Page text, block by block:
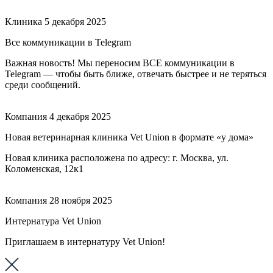
Клиника 5 декабря 2025
Все коммуникации в Telegram
Важная новость! Мы переносим ВСЕ коммуникации в
Telegram — чтобы быть ближе, отвечать быстрее и не теряться
среди сообщений.
Компания 4 декабря 2025
Новая ветеринарная клиника Vet Union в формате «у дома»
Новая клиника расположена по адресу: г. Москва, ул.
Коломенская, 12к1
Компания 28 ноября 2025
Интернатура Vet Union
Приглашаем в интернатуру Vet Union!